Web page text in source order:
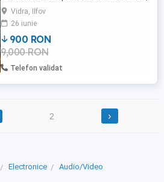
cu toate cablurile și acesoriile incarcator
conectică etc. Nu a fost folosită la nunți,
cumetrii etc. A fost folosită personal de
nouă pentru filmări în familie HVR-
HD1000E Specifications *1 These values
are calculated to ...
Vidra, Ilfov
26 iunie
900 RON
9,000 RON
Telefon validat
2 ›
Electronice
Audio/Video